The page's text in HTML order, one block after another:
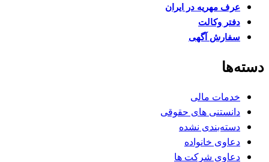
عرف مهریه در ایران
دفتر وکالت
سفارش آگهی
دسته‌ها
خدمات مالی
دانستنی های حقوقی
دسته‌بندی نشده
دعاوی خانواده
دعاوی شرکت ها